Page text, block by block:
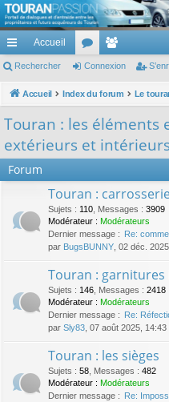
TouranPassion
Le forum des propriétaires ou futurs
cc
ès
Accueil
or
u
e
m
es
Rechercher Connexion
Accueil Index du forum
Touran : les éléments
extérieurs et intérieurs
Forum
Touran :
Sujets : 110 Messages : 3909
Modérateur : Modérateurs
Dernier message : Re:
par BugsBUNNY , 02 déc.
Touran :
Sujets : 146 Messages : 2418
Modérateur : Modérateurs
Dernier message : Re:
par Sly83 , 07 août 2025, 14:43
Touran : les sièges
Sujets : 58 Messages : 482
Modérateur : Modérateurs
Dernier message : Re: